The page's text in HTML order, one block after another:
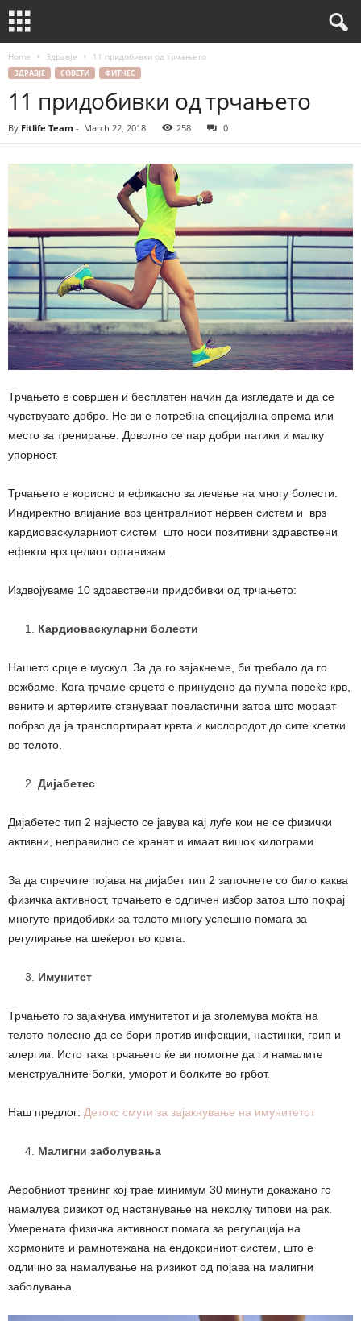
Home Здравје 11 придобивки од трчањето
ЗДРАВЈЕ СОВЕТИ ФИТНЕС
11 придобивки од трчањето
By Fitlife Team - March 22, 2018 258 0
Трчањето е совршен и бесплатен начин да изгледате и да се
чувствувате добро. Не ви е потребна специјална опрема или
место за тренирање. Доволно се пар добри патики и малку
упорност.
Трчањето е корисно и ефикасно за лечење на многу болести.
Индиректно влијание врз централниот нервен систем и врз
кардиоваскуларниот систем што носи позитивни здравствени
ефекти врз целиот организам.
Издвојуваме 10 здравствени придобивки од трчањето:
Кардиоваскуларни болести
Нашето срце е мускул. За да го зајакнеме, би требало да го
вежбаме. Кога трчаме срцето е принудено да пумпа повеќе крв,
вените и артериите стануваат поеластични затоа што мораат
побрзо да ја транспортираат крвта и кислородот до сите клетки
во телото.
Дијабетес
Дијабетес тип 2 најчесто се јавува кај луѓе кои не се физички
активни, неправилно се хранат и имаат вишок килограми.
За да спречите појава на дијабет тип 2 започнете со било каква
физичка активност, трчањето е одличен избор затоа што покрај
многуте придобивки за телото многу успешно помага за
регулирање на шеќерот во крвта.
Имунитет
Трчањето го зајакнува имунитетот и ја зголемува моќта на
телото полесно да се бори против инфекции, настинки, грип и
алергии. Исто така трчањето ќе ви помогне да ги намалите
менструалните болки, уморот и болките во грбот.
Наш предлог: Детокс смути за зајакнување на имунитетот
Малигни заболувања
Аеробниот тренинг кој трае минимум 30 минути докажано го
намалува ризикот од настанување на неколку типови на рак.
Умерената физичка активност помага за регулација на
хормоните и рамнотежана на ендокриниот систем, што е
одлично за намалување на ризикот од појава на малигни
заболувања.